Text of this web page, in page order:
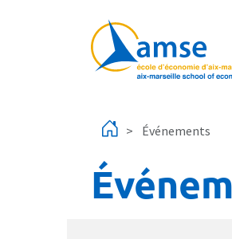
Événements